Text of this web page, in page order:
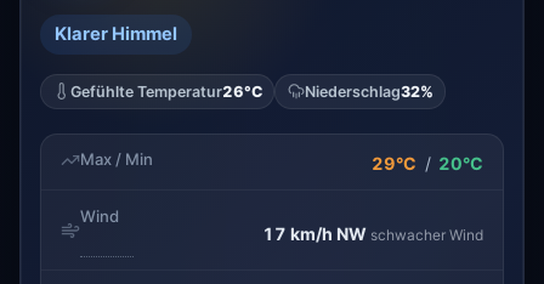
Klarer Himmel
Gefühlte Temperatur26°C Niederschlag32%
Max / Min 29°C / 20°C
Wind
17 km/h NW schwacher Wind